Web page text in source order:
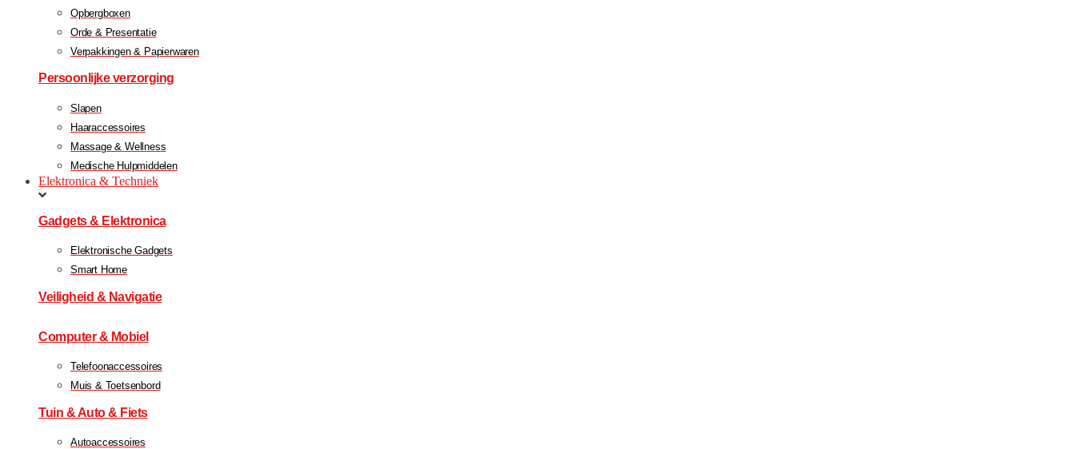
Opbergboxen
Orde & Presentatie
Verpakkingen & Papierwaren
Persoonlijke verzorging
Slapen
Haaraccessoires
Massage & Wellness
Medische Hulpmiddelen
Elektronica & Techniek
Gadgets & Elektronica
Elektronische Gadgets
Smart Home
Veiligheid & Navigatie
Computer & Mobiel
Telefoonaccessoires
Muis & Toetsenbord
Tuin & Auto & Fiets
Autoaccessoires